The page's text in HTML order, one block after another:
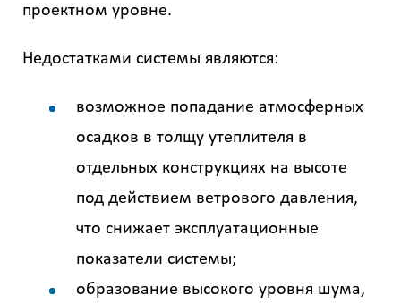
проектном уровне.
Недостатками системы являются:
возможное попадание атмосферных
осадков в толщу утеплителя в
отдельных конструкциях на высоте
под действием ветрового давления,
что снижает эксплуатационные
показатели системы;
образование высокого уровня шума,